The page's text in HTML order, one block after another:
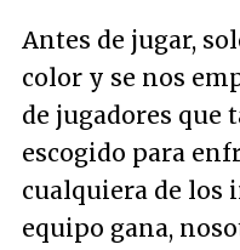
Antes de jugar,
color y se nos
de jugadores que
escogido para
cualquiera de los
equipo gana,